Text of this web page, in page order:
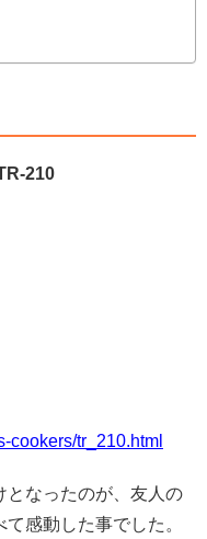
210
cookers/tr_210.html
となったのが、友人の
感動した事でした。